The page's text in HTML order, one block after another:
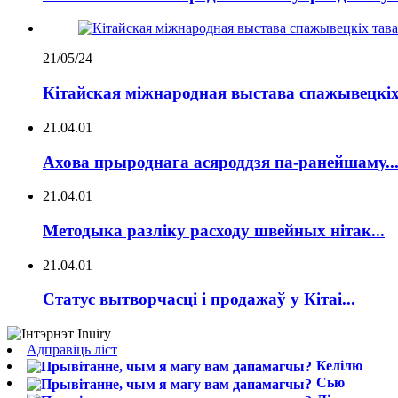
21/05/24
Кітайская міжнародная выстава
21.04.01
Ахова прыроднага асяроддзя па-ранейшаму...
21.04.01
Методыка разліку расходу швейных нітак...
21.04.01
Статус вытворчасці і продажаў у Кітаі...
Адправіць ліст
Келілю
Сью